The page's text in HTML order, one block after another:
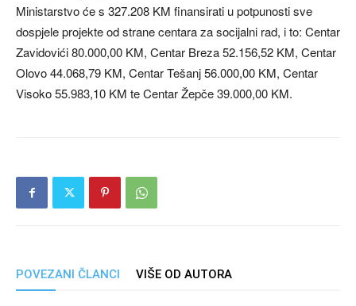
Ministarstvo će s 327.208 KM finansirati u potpunosti sve
dospjele projekte od strane centara za socijalni rad, i to: Centar
Zavidovići 80.000,00 KM, Centar Breza 52.156,52 KM, Centar
Olovo 44.068,79 KM, Centar Tešanj 56.000,00 KM, Centar
Visoko 55.983,10 KM te Centar Žepče 39.000,00 KM.
POVEZANI ČLANCI VIŠE OD AUTORA